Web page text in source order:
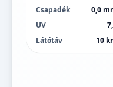
Csapadék
0,0
UV
Látótáv
10